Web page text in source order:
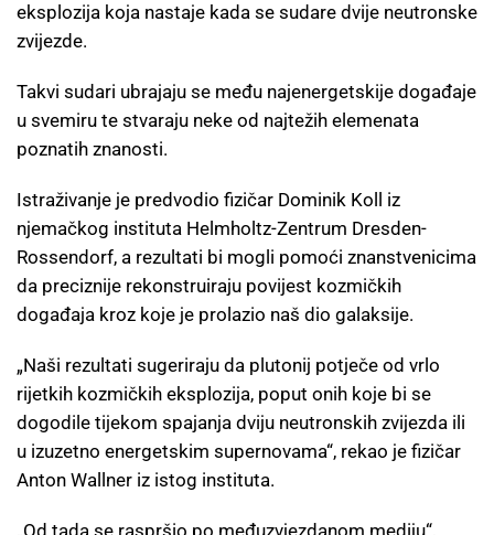
eksplozija koja nastaje kada se sudare dvije neutronske
zvijezde.
Takvi sudari ubrajaju se među najenergetskije događaje
u svemiru te stvaraju neke od najtežih elemenata
poznatih znanosti.
Istraživanje je predvodio fizičar Dominik Koll iz
njemačkog instituta Helmholtz-Zentrum Dresden-
Rossendorf, a rezultati bi mogli pomoći znanstvenicima
da preciznije rekonstruiraju povijest kozmičkih
događaja kroz koje je prolazio naš dio galaksije.
„Naši rezultati sugeriraju da plutonij potječe od vrlo
rijetkih kozmičkih eksplozija, poput onih koje bi se
dogodile tijekom spajanja dviju neutronskih zvijezda ili
u izuzetno energetskim supernovama“, rekao je fizičar
Anton Wallner iz istog instituta.